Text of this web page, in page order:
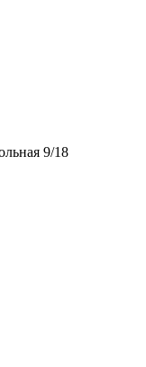
9/18